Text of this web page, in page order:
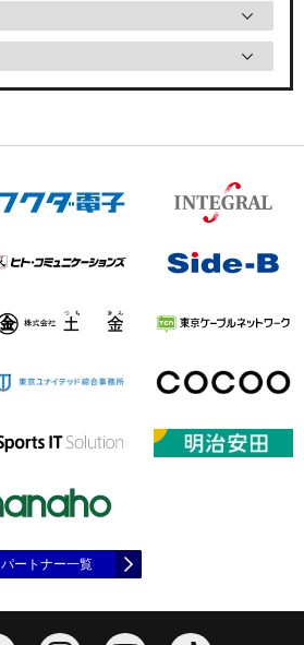
パートナー一覧